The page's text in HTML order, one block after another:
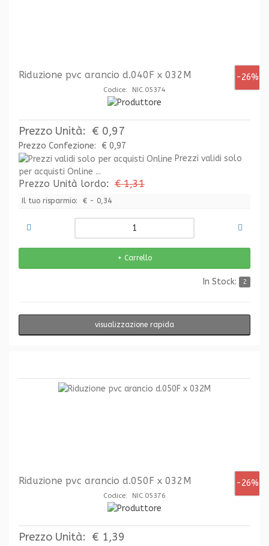
-26%
Riduzione pvc arancio d.040F x 032M
Codice: NIC.05374
Prezzo Unità: € 0,97
Prezzo Confezione:
€ 0,97
Prezzi validi solo
per acquisti Online ...
Prezzo Unità lordo: € 1,31
Il tuo risparmio: € - 0,34
In Stock: 2
visualizzazione rapida
-26%
Riduzione pvc arancio d.050F x 032M
Codice: NIC.05376
Prezzo Unità: € 1,39